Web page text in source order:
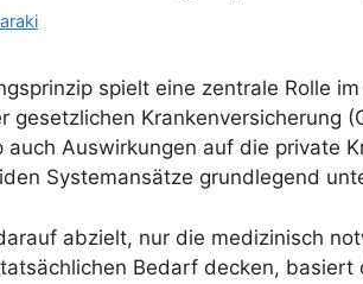
spielt eine zentrale Rolle
gesetzlichen Krankenversicherung
auch Auswirkungen auf die private
Systemansätze grundlegend
abzielt, nur die medizinisch
Bedarf decken, basiert